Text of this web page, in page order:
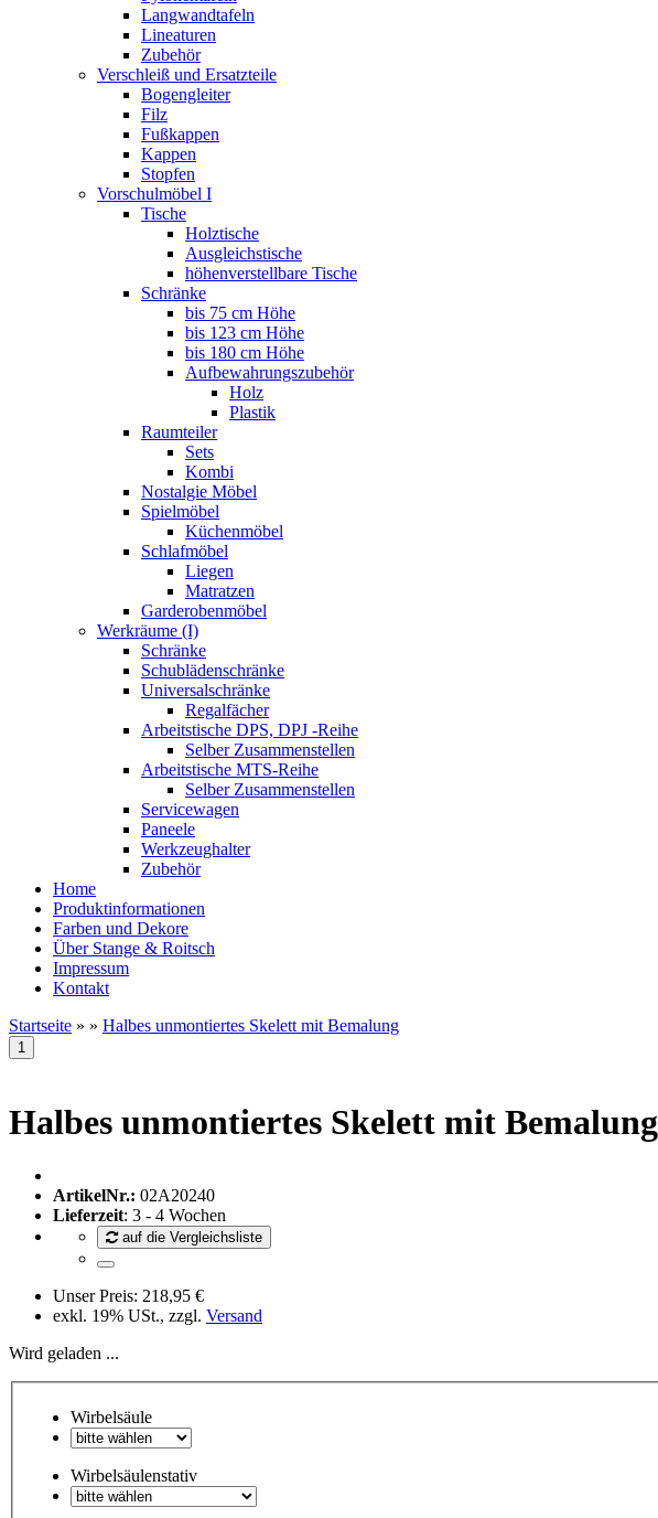
Langwandtafeln
Lineaturen
Zubehör
Verschleiß und Ersatzteile
Bogengleiter
Filz
Fußkappen
Kappen
Stopfen
Vorschulmöbel I
Tische
Holztische
Ausgleichstische
höhenverstellbare Tische
Schränke
bis 75 cm Höhe
bis 123 cm Höhe
bis 180 cm Höhe
Aufbewahrungszubehör
Holz
Plastik
Raumteiler
Sets
Kombi
Nostalgie Möbel
Spielmöbel
Küchenmöbel
Schlafmöbel
Liegen
Matratzen
Garderobenmöbel
Werkräume (I)
Schränke
Schublädenschränke
Universalschränke
Regalfächer
Arbeitstische DPS, DPJ -Reihe
Selber Zusammenstellen
Arbeitstische MTS-Reihe
Selber Zusammenstellen
Servicewagen
Paneele
Werkzeughalter
Zubehör
Home
Produktinformationen
Farben und Dekore
Über Stange & Roitsch
Impressum
Kontakt
Startseite » » Halbes unmontiertes Skelett mit Bemalung
Halbes unmontiertes Skelett mit Bemalung
ArtikelNr.: 02A20240
Lieferzeit: 3 - 4 Wochen
auf die Vergleichsliste
Unser Preis: 218,95 €
exkl. 19% USt., zzgl. Versand
Wird geladen ...
Wirbelsäule
Wirbelsäulenstativ